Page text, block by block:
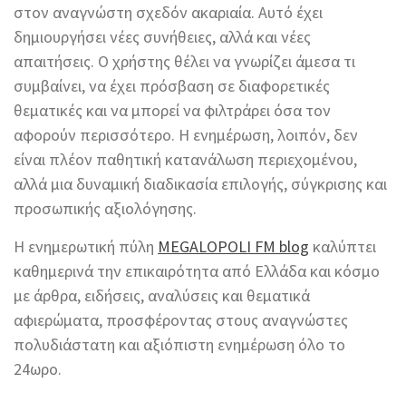
στον αναγνώστη σχεδόν ακαριαία. Αυτό έχει
δημιουργήσει νέες συνήθειες, αλλά και νέες
απαιτήσεις. Ο χρήστης θέλει να γνωρίζει άμεσα τι
συμβαίνει, να έχει πρόσβαση σε διαφορετικές
θεματικές και να μπορεί να φιλτράρει όσα τον
αφορούν περισσότερο. Η ενημέρωση, λοιπόν, δεν
είναι πλέον παθητική κατανάλωση περιεχομένου,
αλλά μια δυναμική διαδικασία επιλογής, σύγκρισης και
προσωπικής αξιολόγησης.
Η ενημερωτική πύλη MEGALOPOLI FM blog καλύπτει
καθημερινά την επικαιρότητα από Ελλάδα και κόσμο
με άρθρα, ειδήσεις, αναλύσεις και θεματικά
αφιερώματα, προσφέροντας στους αναγνώστες
πολυδιάστατη και αξιόπιστη ενημέρωση όλο το
24ωρο.